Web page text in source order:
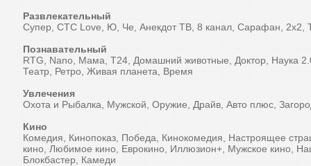
Развлекательный
Супер, СТС Love, Ю, Че, Анекдот ТВ, 8 канал, Сарафан,
Познавательный
RTG, Nano, Мама, Т24, Домашний животные, Доктор, Наука
Театр, Ретро, Живая планета, Время
Увлечения
Охота и Рыбалка, Мужской, Оружие, Драйв, Авто плюс,
Кино
Комедия, Кинопоказ, Победа, Кинокомедия, Настроящее
кино, Любимое кино, Еврокино, Иллюзион+, Мужское кино,
Блокбастер, Камеди